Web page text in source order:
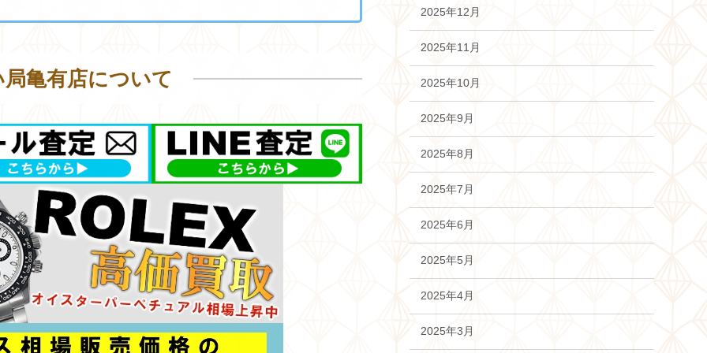
亀有店について
2025年12月
2025年11月
2025年10月
2025年9月
2025年8月
2025年7月
2025年6月
2025年5月
2025年4月
2025年3月